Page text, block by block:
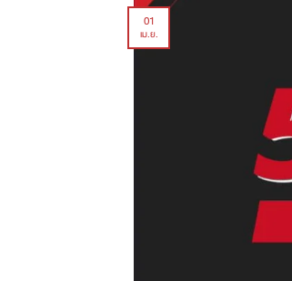
01
เม.ย.